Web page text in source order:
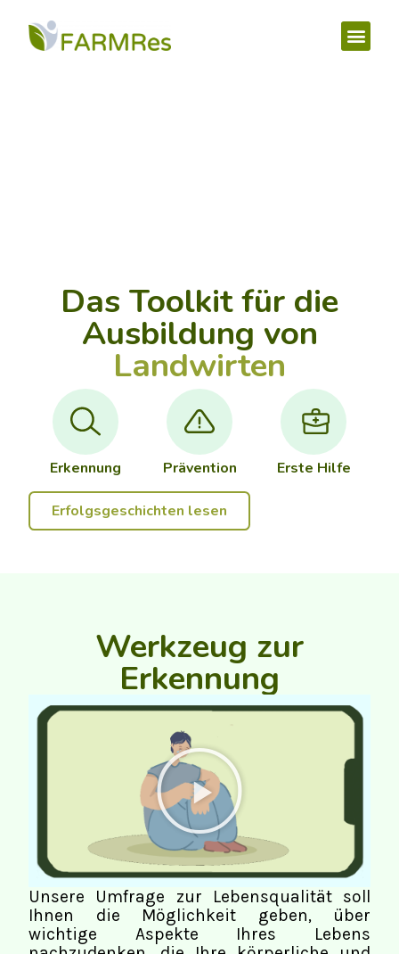
Das Toolkit für die
Ausbildung von
Landwirten
Erkennung Prävention Erste Hilfe
Erfolgsgeschichten lesen
Werkzeug zur
Erkennung
Unsere Umfrage zur Lebensqualität soll
Ihnen die Möglichkeit geben, über
wichtige Aspekte Ihres Lebens